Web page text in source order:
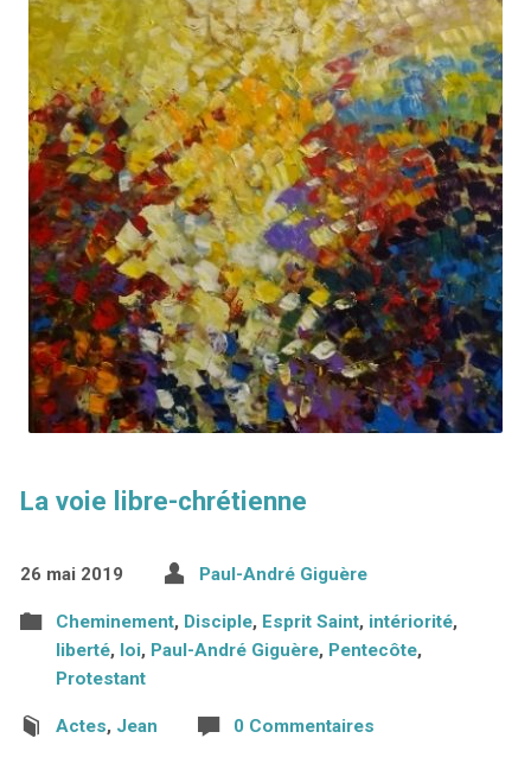
La voie libre-chrétienne
26 mai 2019 Paul-André Giguère
Cheminement, Disciple, Esprit Saint, intériorité,
liberté, loi, Paul-André Giguère, Pentecôte,
Protestant
Actes, Jean 0 Commentaires